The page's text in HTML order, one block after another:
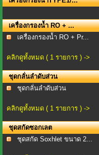
เครื่องกรองน้ำ RO + ...
เครื่องกรองน้ำ RO + Pr...
คลิกดูทั้งหมด ( 1 รายการ ) ->
ชุดกลั่นลำดับส่วน
ชุดกลั่นลำดับส่วน
คลิกดูทั้งหมด ( 1 รายการ ) ->
ชุดสกัดซอกเลต
ชุดสกัด Soxhlet ขนาด 2...